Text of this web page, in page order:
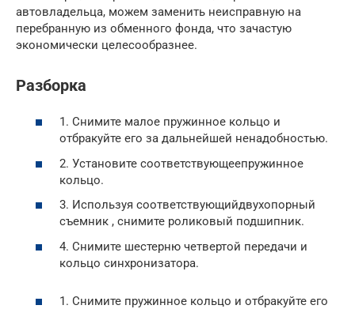
автовладельца, можем заменить неисправную на
перебранную из обменного фонда, что зачастую
экономически целесообразнее.
Разборка
1. Снимите малое пружинное кольцо и
отбракуйте его за дальнейшей ненадобностью.
2. Установите соответствующеепружинное
кольцо.
3. Используя соответствующийдвухопорный
съемник , снимите роликовый подшипник.
4. Снимите шестерню четвертой передачи и
кольцо синхронизатора.
1. Снимите пружинное кольцо и отбракуйте его